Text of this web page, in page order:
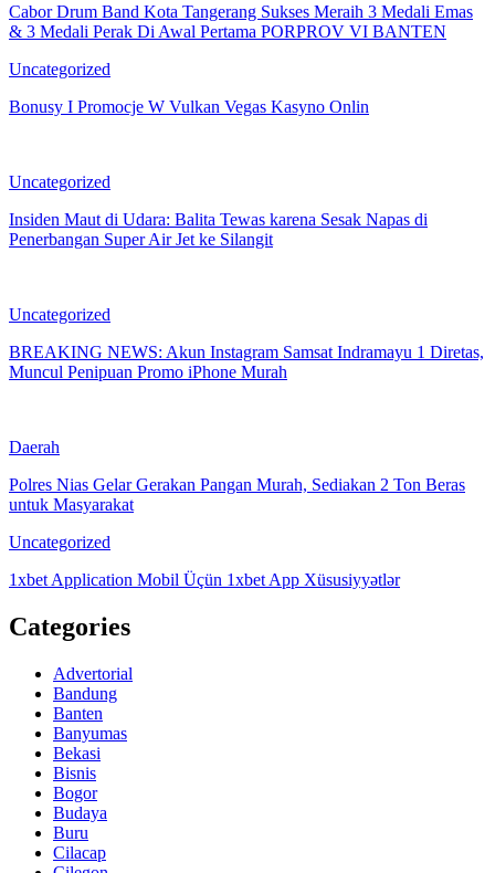
Cabor Drum Band Kota Tangerang Sukses Meraih 3 Medali Emas
& 3 Medali Perak Di Awal Pertama PORPROV VI BANTEN
Uncategorized
Bonusy I Promocje W Vulkan Vegas Kasyno Onlin
Uncategorized
Insiden Maut di Udara: Balita Tewas karena Sesak Napas di
Penerbangan Super Air Jet ke Silangit
Uncategorized
BREAKING NEWS: Akun Instagram Samsat Indramayu 1 Diretas,
Muncul Penipuan Promo iPhone Murah
Daerah
Polres Nias Gelar Gerakan Pangan Murah, Sediakan 2 Ton Beras
untuk Masyarakat
Uncategorized
1xbet Application Mobil Üçün 1xbet App Xüsusiyyətlər
Categories
Advertorial
Bandung
Banten
Banyumas
Bekasi
Bisnis
Bogor
Budaya
Buru
Cilacap